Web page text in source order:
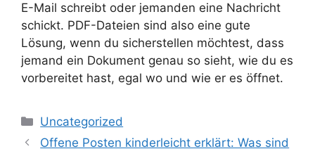
E-Mail schreibt oder jemanden eine Nachricht
schickt. PDF-Dateien sind also eine gute
Lösung, wenn du sicherstellen möchtest, dass
jemand ein Dokument genau so sieht, wie du es
vorbereitet hast, egal wo und wie er es öffnet.
Kategorien
Uncategorized
Offene Posten kinderleicht erklärt: Was sind